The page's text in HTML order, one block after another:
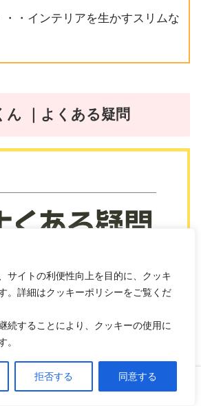
サイトの利便性向上を目的に、クッキ
。詳細はクッキーポリシーをご覧くだ
続することにより、クッキーの使用に
。
拒否する 同意する
・・インテリアを生かすスリムな
ん ｜よくある疑問
？